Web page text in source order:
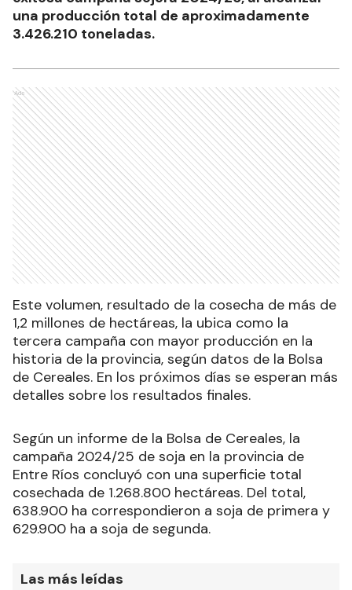
una producción total de aproximadamente
3.426.210 toneladas.
Ads
Este volumen, resultado de la cosecha de más de
1,2 millones de hectáreas, la ubica como la
tercera campaña con mayor producción en la
historia de la provincia, según datos de la Bolsa
de Cereales. En los próximos días se esperan más
detalles sobre los resultados finales.
Según un informe de la Bolsa de Cereales, la
campaña 2024/25 de soja en la provincia de
Entre Ríos concluyó con una superficie total
cosechada de 1.268.800 hectáreas. Del total,
638.900 ha correspondieron a soja de primera y
629.900 ha a soja de segunda.
Las más leídas